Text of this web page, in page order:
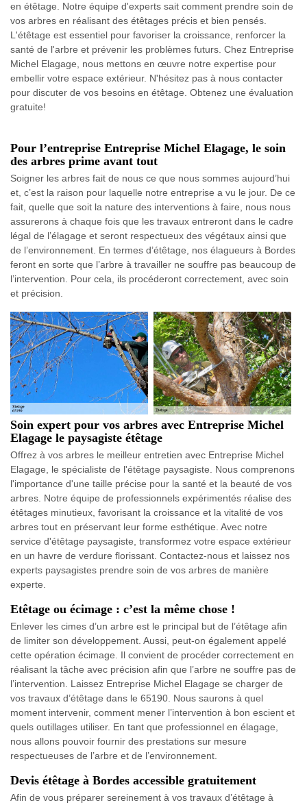
en étêtage. Notre équipe d'experts sait comment prendre soin de
vos arbres en réalisant des étêtages précis et bien pensés.
L'étêtage est essentiel pour favoriser la croissance, renforcer la
santé de l'arbre et prévenir les problèmes futurs. Chez Entreprise
Michel Elagage, nous mettons en œuvre notre expertise pour
embellir votre espace extérieur. N'hésitez pas à nous contacter
pour discuter de vos besoins en étêtage. Obtenez une évaluation
gratuite!
Pour l’entreprise Entreprise Michel Elagage, le soin
des arbres prime avant tout
Soigner les arbres fait de nous ce que nous sommes aujourd’hui
et, c’est la raison pour laquelle notre entreprise a vu le jour. De ce
fait, quelle que soit la nature des interventions à faire, nous nous
assurerons à chaque fois que les travaux entreront dans le cadre
légal de l’élagage et seront respectueux des végétaux ainsi que
de l’environnement. En termes d’étêtage, nos élagueurs à Bordes
feront en sorte que l’arbre à travailler ne souffre pas beaucoup de
l’intervention. Pour cela, ils procéderont correctement, avec soin
et précision.
Soin expert pour vos arbres avec Entreprise Michel
Elagage le paysagiste étêtage
Offrez à vos arbres le meilleur entretien avec Entreprise Michel
Elagage, le spécialiste de l'étêtage paysagiste. Nous comprenons
l'importance d'une taille précise pour la santé et la beauté de vos
arbres. Notre équipe de professionnels expérimentés réalise des
étêtages minutieux, favorisant la croissance et la vitalité de vos
arbres tout en préservant leur forme esthétique. Avec notre
service d'étêtage paysagiste, transformez votre espace extérieur
en un havre de verdure florissant. Contactez-nous et laissez nos
experts paysagistes prendre soin de vos arbres de manière
experte.
Etêtage ou écimage : c’est la même chose !
Enlever les cimes d’un arbre est le principal but de l’étêtage afin
de limiter son développement. Aussi, peut-on également appelé
cette opération écimage. Il convient de procéder correctement en
réalisant la tâche avec précision afin que l’arbre ne souffre pas de
l’intervention. Laissez Entreprise Michel Elagage se charger de
vos travaux d’étêtage dans le 65190. Nous saurons à quel
moment intervenir, comment mener l’intervention à bon escient et
quels outillages utiliser. En tant que professionnel en élagage,
nous allons pouvoir fournir des prestations sur mesure
respectueuses de l’arbre et de l’environnement.
Devis étêtage à Bordes accessible gratuitement
Afin de vous préparer sereinement à vos travaux d’étêtage à